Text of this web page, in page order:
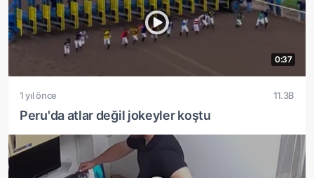
0:37
1 yıl önce 11.3B
Peru'da atlar değil jokeyler koştu